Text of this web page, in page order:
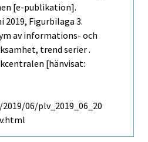
[e-publikation].
2019, Figurbilaga 3.
av informations- och
trend serier .
[hänvisat:
06/plv_2019_06_20